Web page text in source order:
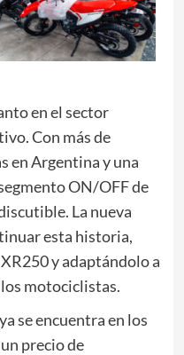
en el sector
Con más de
en Argentina y una
ON/OFF de
La nueva
esta historia,
y adaptándolo a
los motociclistas.
se encuentra en los
precio de